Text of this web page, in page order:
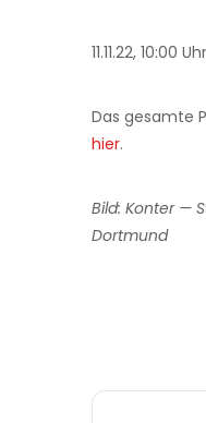
11.11.22, 10:00
Das gesamte
hier.
Bild: Konter —
Dortmund